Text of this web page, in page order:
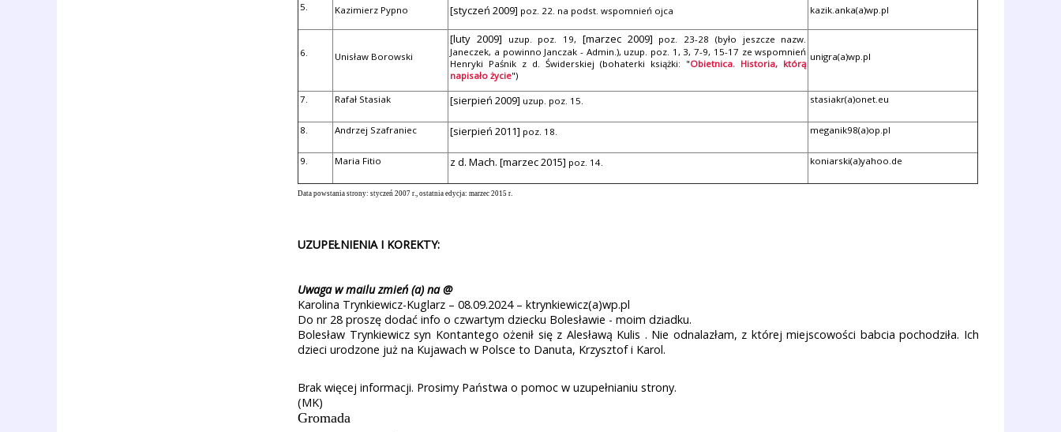
5. Kazimierz Pypno [styczeń 2009] poz. 22. na podst. wspomnień ojca kazik.anka(a)wp.pl
6. Unisław Borowski
[luty 2009] uzup. poz. 19, [marzec 2009] poz. 23-28 (było jeszcze nazw.
Janeczek, a powinno Janczak - Admin.), uzup. poz. 1, 3, 7-9, 15-17 ze wspomnień
Henryki Paśnik z d. Świderskiej (bohaterki książki: "Obietnica. Historia, którą
napisało życie")
unigra(a)wp.pl
7. Rafał Stasiak [sierpień 2009] uzup. poz. 15. stasiakr(a)onet.eu
8. Andrzej Szafraniec [sierpień 2011] poz. 18. meganik98(a)op.pl
9. Maria Fitio z d. Mach. [marzec 2015] poz. 14. koniarski(a)yahoo.de
Data powstania strony: styczeń 2007 r., ostatnia edycja: marzec 2015 r.
UZUPEŁNIENIA I KOREKTY:
Uwaga w mailu zmień (a) na @
Karolina Trynkiewicz-Kuglarz – 08.09.2024 – ktrynkiewicz(a)wp.pl
Do nr 28 proszę dodać info o czwartym dziecku Bolesławie - moim dziadku.
Bolesław Trynkiewicz syn Kontantego ożenił się z Alesławą Kulis . Nie odnalazłam, z której miejscowości babcia pochodziła. Ich
dzieci urodzone już na Kujawach w Polsce to Danuta, Krzysztof i Karol.
Brak więcej informacji. Prosimy Państwa o pomoc w uzupełnianiu strony.
(MK)
Gromada